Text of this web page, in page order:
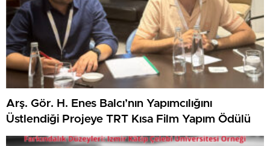
Arş. Gör. H. Enes Balcı’nın Yapımcılığını
Üstlendiği Projeye TRT Kısa Film Yapım Ödülü